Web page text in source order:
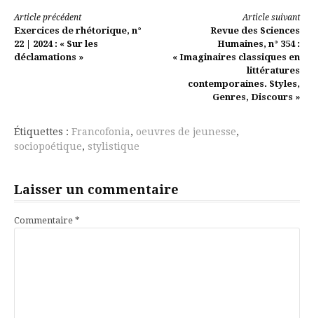
Lire
la
Article précédent
Exercices de rhétorique, n°
22 | 2024 : « Sur les
déclamations »
Article suivant
Revue des Sciences
Humaines, n° 354 :
« Imaginaires classiques en
littératures
contemporaines. Styles,
Genres, Discours »
Étiquettes : Francofonia, oeuvres de jeunesse,
sociopoétique, stylistique
Laisser un commentaire
Commentaire *